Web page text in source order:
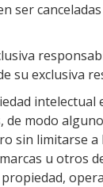
ser
su exclusiva
intelectual
de modo
sin limitarse
u otros